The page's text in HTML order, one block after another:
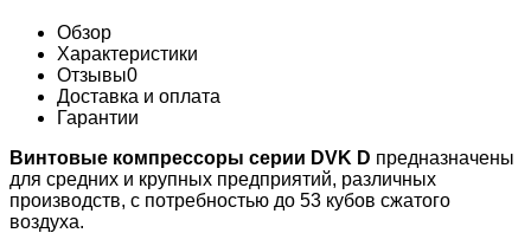
Обзор
Характеристики
Отзывы0
Доставка и оплата
Гарантии
Винтовые компрессоры серии DVK D предназначены
для средних и крупных предприятий, различных
производств, с потребностью до 53 кубов сжатого
воздуха.